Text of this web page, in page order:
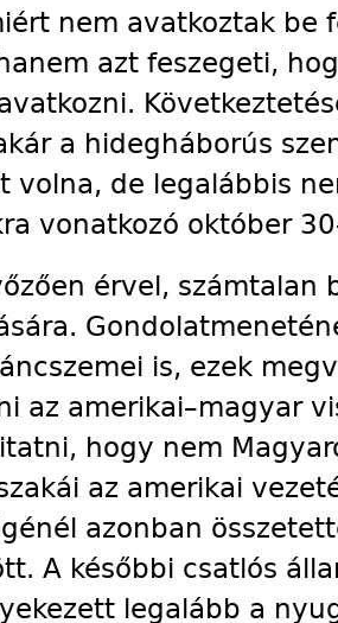
nem avatkoztak be
azt feszegeti,
a hidegháborús
volna, de legalábbis
vonatkozó október
érvel, számtalan
is, ezek
az amerikai–magyar
hogy nem
az amerikai
azonban
A későbbi csatlós
legalább a